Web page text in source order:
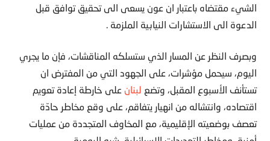
الشيء مقتضاه باعتبار ان عون يسعى الى تحقيق توافق قبل
الدعوة الى الاستشارات النيابية الملزمة .
وبصرف النظر عن المسار الذي ستسلكه المناقشات، فإن ما يجري
اليوم، سيحمل مؤشرات، على الجهود التي من المفترض ان
تستأنف الأسبوع المقبل، وتضع لبنان على خارطة إعادة تعويم
اقتصاده، وانتشاله من انهيار يتفاقم، على وقع مخاطر حادّة
تعصف بوضعيته الإقليمية، مع المخاوف المتجددة من عمليات